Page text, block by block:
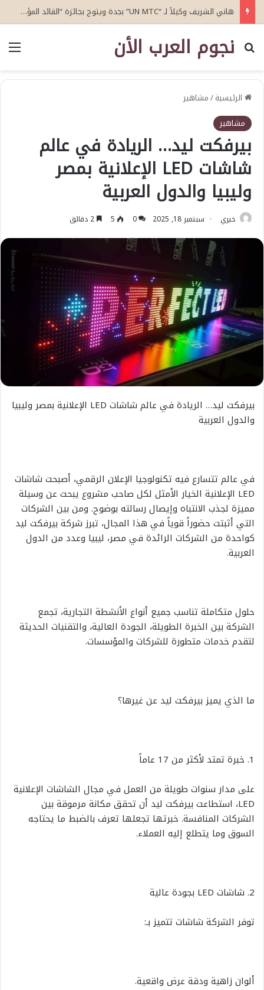
هاني الشريف وكيلاً لـ “UN MTC” بجدة ويتوج بجائزة “القائد المؤثر”
نجوم العرب الأن
بحث عن
الرئيسية/مشاهير
مشاهير
بيرفكت ليد… الريادة في عالم
شاشات LED الإعلانية بمصر
وليبيا والدول العربية
خيري سبتمبر 18, 2025 0
5
بيرفكت ليد… الريادة في عالم شاشات LED الإعلانية بمصر وليبيا
والدول العربية
في عالم تتسارع فيه تكنولوجيا الإعلان الرقمي، أصبحت شاشات
LED الإعلانية الخيار الأمثل لكل صاحب مشروع يبحث عن وسيلة
مميزة لجذب الانتباه وإيصال رسالته بوضوح. ومن بين الشركات
التي أثبتت حضوراً قوياً في هذا المجال، تبرز شركة بيرفكت ليد
كواحدة من الشركات الرائدة في مصر، ليبيا وعدد من الدول
العربية.
حلول متكاملة تناسب جميع أنواع الأنشطة التجارية، تجمع
الشركة بين الخبرة الطويلة، الجودة العالية، والتقنيات الحديثة
لتقدم خدمات متطورة للشركات والمؤسسات.
ما الذي يميز بيرفكت ليد عن غيرها؟
1. خبرة تمتد لأكثر من 17 عاماً
على مدار سنوات طويلة من العمل في مجال الشاشات الإعلانية
LED، استطاعت بيرفكت ليد أن تحقق مكانة مرموقة بين
الشركات المنافسة. خبرتها تجعلها تعرف بالضبط ما يحتاجه
السوق وما يتطلع إليه العملاء.
2. شاشات LED بجودة عالية
توفر الشركة شاشات تتميز بـ:
ألوان زاهية ودقة عرض واقعية.